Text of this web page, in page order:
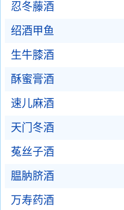
忍冬藤酒
绍酒甲鱼
生牛膝酒
酥蜜膏酒
速儿麻酒
天门冬酒
菟丝子酒
腽肭脐酒
万寿药酒